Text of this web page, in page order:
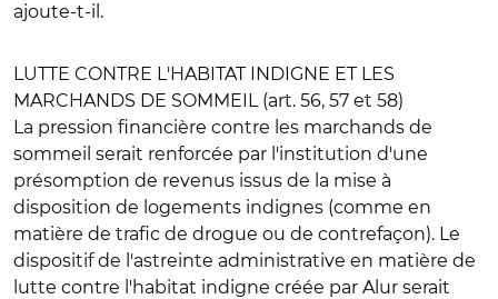
ajoute-t-il.
LUTTE CONTRE L'HABITAT INDIGNE ET LES
MARCHANDS DE SOMMEIL (art. 56, 57 et 58)
La pression financière contre les marchands de
sommeil serait renforcée par l'institution d'une
présomption de revenus issus de la mise à
disposition de logements indignes (comme en
matière de trafic de drogue ou de contrefaçon). Le
dispositif de l'astreinte administrative en matière de
lutte contre l'habitat indigne créée par Alur serait